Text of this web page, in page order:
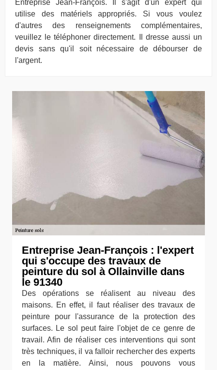
Entreprise Jean-François. Il s'agit d'un expert qui
utilise des matériels appropriés. Si vous voulez
d'autres des renseignements complémentaires,
veuillez le téléphoner directement. Il dresse aussi un
devis sans qu'il soit nécessaire de débourser de
l'argent.
Entreprise Jean-François : l'expert
qui s'occupe des travaux de
peinture du sol à Ollainville dans
le 91340
Des opérations se réalisent au niveau des
maisons. En effet, il faut réaliser des travaux de
peinture pour l'assurance de la protection des
surfaces. Le sol peut faire l'objet de ce genre de
travail. Afin de réaliser ces interventions qui sont
très techniques, il va falloir rechercher des experts
en la matière. Ainsi, nous pouvons vous